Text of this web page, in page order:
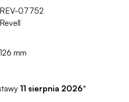
REV-07752
Revell
126 mm
11 sierpnia 2026*